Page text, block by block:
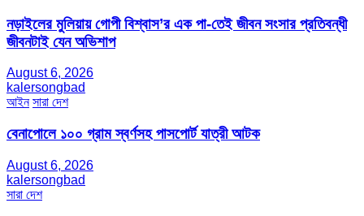
নড়াইলের মুলিয়ায় গোপী বিশ্বাস’র এক পা-তেই জীবন সংসার প্রতিবন্ধী
জীবনটাই যেন অভিশাপ
August 6, 2026
kalersongbad
আইন সারা দেশ
বেনাপোলে ১০০ গ্রাম স্বর্ণসহ পাসপোর্ট যাত্রী আটক
August 6, 2026
kalersongbad
সারা দেশ